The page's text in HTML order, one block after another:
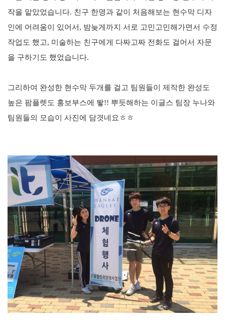
작을 맡았었습니다. 친구 한명과 같이 처음해보는 현수막 디자
인에 어려움이 있어서 , 밤늦게까지 서로 고민고민해가면서 수정
작업도 했고, 미술하는 친구에게 다짜고짜 전화도 걸어서 자문
을 구하기도 했었습니다.
그리하여 완성한 현수막 두개를 걸고 팀원들이 제작한 완성도
높은 팜플렛도 홍보부스에
뙇!! 뿌듯해하는 이글스 팀장 누나와
팀원들의 모습이 사진에 담겻네요ㅎㅎ